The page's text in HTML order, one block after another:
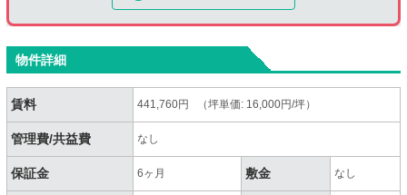
物件詳細
賃料 441,760円 （坪単価: 16,000円/坪）
管理費/共益費 なし
保証金 6ヶ月 敷金 なし